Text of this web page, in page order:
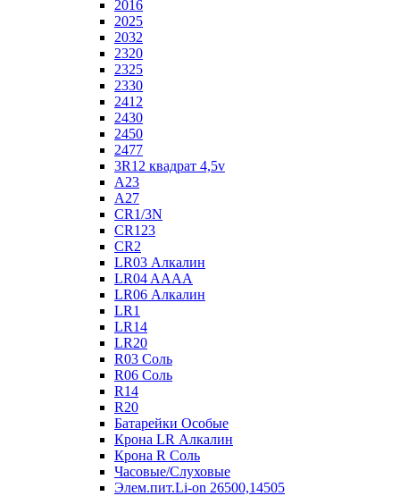
2016
2025
2032
2320
2325
2330
2412
2430
2450
2477
3R12 квадрат 4,5v
A23
A27
CR1/3N
CR123
CR2
LR03 Алкалин
LR04 AAAA
LR06 Алкалин
LR1
LR14
LR20
R03 Соль
R06 Соль
R14
R20
Батарейки Особые
Крона LR Алкалин
Крона R Соль
Часовые/Слуховые
Элем.пит.Li-on 26500,14505